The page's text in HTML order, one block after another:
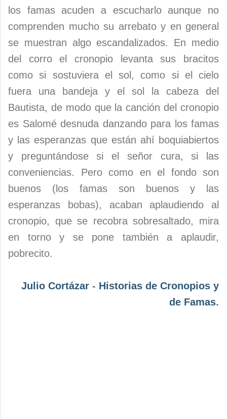
los famas acuden a escucharlo aunque no
comprenden mucho su arrebato y en general
se muestran algo escandalizados. En medio
del corro el cronopio levanta sus bracitos
como si sostuviera el sol, como si el cielo
fuera una bandeja y el sol la cabeza del
Bautista, de modo que la canción del cronopio
es Salomé desnuda danzando para los famas
y las esperanzas que están ahí boquiabiertos
y preguntándose si el señor cura, si las
conveniencias. Pero como en el fondo son
buenos (los famas son buenos y las
esperanzas bobas), acaban aplaudiendo al
cronopio, que se recobra sobresaltado, mira
en torno y se pone también a aplaudir,
pobrecito.
Julio Cortázar - Historias de Cronopios y
de Famas.